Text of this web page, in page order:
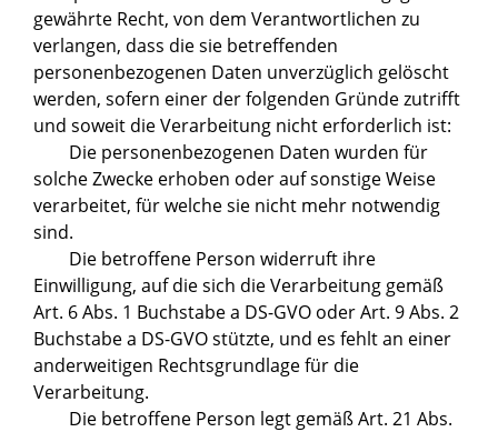
gewährte Recht, von dem Verantwortlichen zu
verlangen, dass die sie betreffenden
personenbezogenen Daten unverzüglich gelöscht
werden, sofern einer der folgenden Gründe zutrifft
und soweit die Verarbeitung nicht erforderlich ist:
Die personenbezogenen Daten wurden für
solche Zwecke erhoben oder auf sonstige Weise
verarbeitet, für welche sie nicht mehr notwendig
sind.
Die betroffene Person widerruft ihre
Einwilligung, auf die sich die Verarbeitung gemäß
Art. 6 Abs. 1 Buchstabe a DS-GVO oder Art. 9 Abs. 2
Buchstabe a DS-GVO stützte, und es fehlt an einer
anderweitigen Rechtsgrundlage für die
Verarbeitung.
Die betroffene Person legt gemäß Art. 21 Abs.